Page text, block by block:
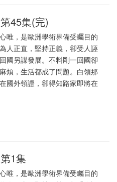
45集(完)
唯，是歐洲學術界備受矚目的
人正直，堅持正義，卻受人誣
國另謀發展。不料剛一回國卻
煩，生活都成了問題。白領那
國外領證，卻得知路家即將在
1集
唯，是歐洲學術界備受矚目的